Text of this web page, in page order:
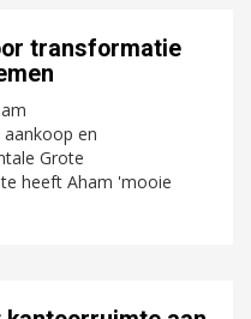
transformatie
en
Grote
heeft Aham 'mooie